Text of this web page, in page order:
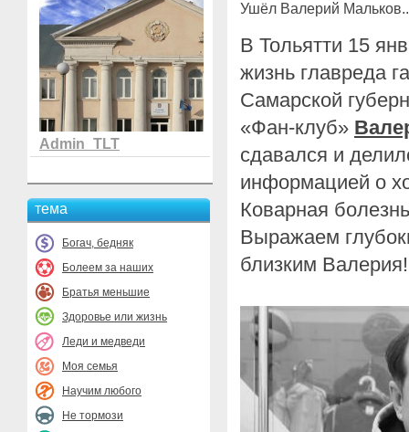
Admin_TLT
тема
Богач, бедняк
Болеем за наших
Братья меньшие
Здоровье или жизнь
Леди и медведи
Моя семья
Научим любого
Не тормози
Ушёл Валерий
В Тольятти 15
жизнь главреда
Самарской
«Фан-клуб»
сдавался и
информацией о
Коварная
Выражаем
близким Валерия!